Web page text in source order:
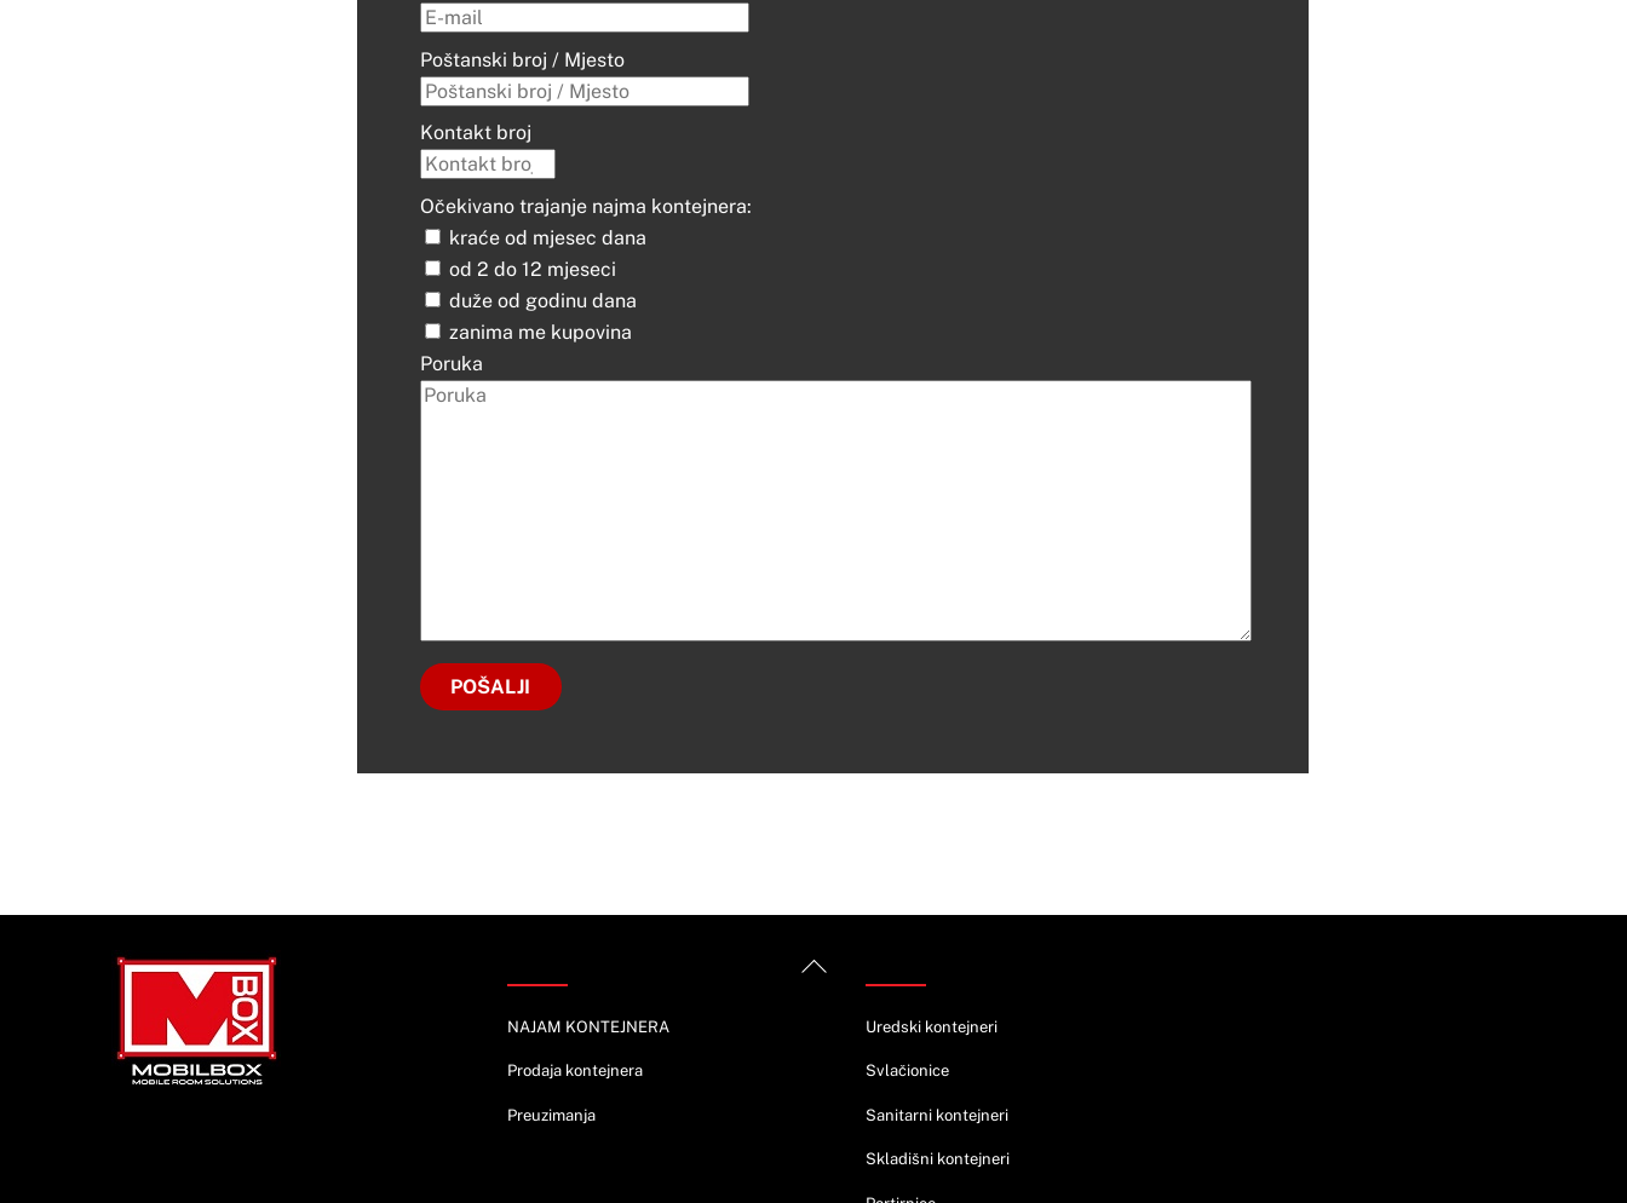
Poštanski broj / Mjesto
Kontakt broj
Očekivano trajanje najma kontejnera:
kraće od mjesec dana
od 2 do 12 mjeseci
duže od godinu dana
zanima me kupovina
Poruka
POŠALJI
Back
NAJAM KONTEJNERA
Prodaja kontejnera
Preuzimanja
Uredski kontejneri
Svlačionice
Sanitarni kontejneri
Skladišni kontejneri